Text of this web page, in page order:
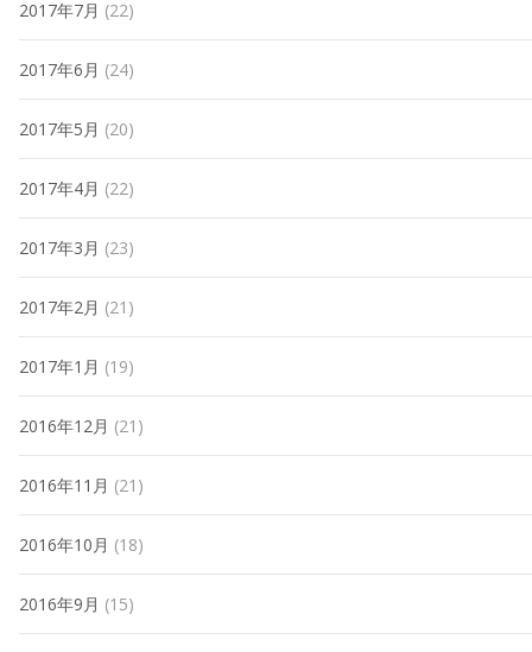
2017年7月 (22)
2017年6月 (24)
2017年5月 (20)
2017年4月 (22)
2017年3月 (23)
2017年2月 (21)
2017年1月 (19)
2016年12月 (21)
2016年11月 (21)
2016年10月 (18)
2016年9月 (15)